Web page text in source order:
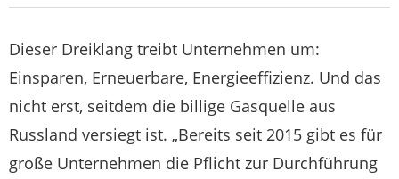
Dieser Dreiklang treibt Unternehmen um:
Einsparen, Erneuerbare, Energieeffizienz. Und das
nicht erst, seitdem die billige Gasquelle aus
Russland versiegt ist. „Bereits seit 2015 gibt es für
große Unternehmen die Pflicht zur Durchführung